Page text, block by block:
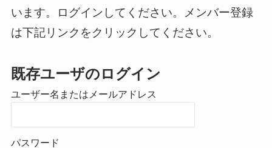
います。ログインしてください。メンバー登録
は下記リンクをクリックしてください。
既存ユーザのログイン
ユーザー名またはメールアドレス
パスワード